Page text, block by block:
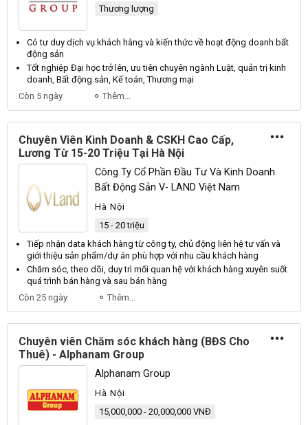
Thương lượng
Có tư duy dịch vụ khách hàng và kiến thức về hoạt động doanh bất
động sản
Tốt nghiệp Đại học trở lên, ưu tiên chuyên ngành Luật, quản trị kinh
doanh, Bất động sản, Kế toán, Thương mại
Còn 5 ngày
Thêm...
Chuyên Viên Kinh Doanh & CSKH Cao Cấp,
Lương Từ 15-20 Triệu Tại Hà Nội
Công Ty Cổ Phần Đầu Tư Và Kinh Doanh
Bất Động Sản V- LAND Việt Nam
Hà Nội
15 - 20 triệu
Tiếp nhận data khách hàng từ công ty, chủ động liên hệ tư vấn và
giới thiệu sản phẩm/dự án phù hợp với nhu cầu khách hàng
Chăm sóc, theo dõi, duy trì mối quan hệ với khách hàng xuyên suốt
quá trình bán hàng và sau bán hàng
Còn 25 ngày
Thêm...
Chuyên viên Chăm sóc khách hàng (BĐS Cho
Thuê) - Alphanam Group
Alphanam Group
Hà Nội
15,000,000 - 20,000,000 VNĐ